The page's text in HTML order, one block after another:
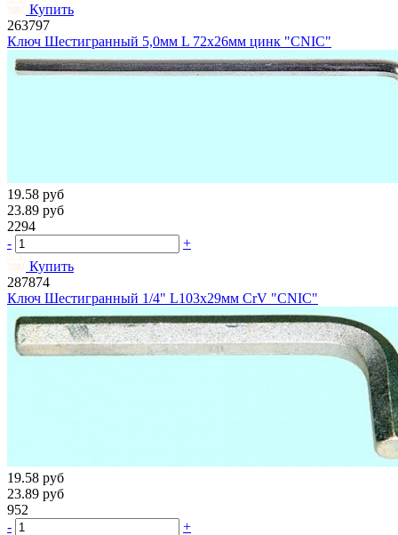
Купить
263797
Ключ Шестигранный 5,0мм L 72х26мм цинк "CNIC"
19.58 руб
23.89 руб
2294
-
+
Купить
287874
Ключ Шестигранный 1/4" L103х29мм CrV "CNIC"
19.58 руб
23.89 руб
952
-
+